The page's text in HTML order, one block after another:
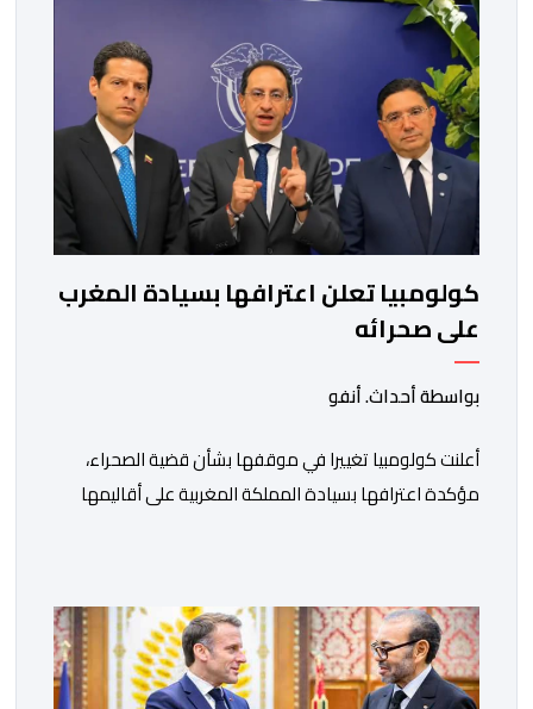
كولومبيا تعلن اعترافها بسيادة المغرب
على صحرائه
بواسطة أحداث. أنفو
أعلنت كولومبيا تغييرا في موقفها بشأن قضية الصحراء،
مؤكدة اعترافها بسيادة المملكة المغربية على أقاليمها
الافريقي والمغاربة المقيمين بالخارج، ناصر بوريطة، ونائب
رئيس جمهورية كولومبيا، خوسيه مانويل ريستريبو، بحضور
وزير العلاقات الخارجية عمر بولا إسكوبار. وبهذه المناسبة،
أكد السيد […]